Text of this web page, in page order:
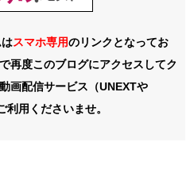
スマホ専用のリンクとなってお
再度このブログにアクセスしてク
画配信サービス（UNEXTや
用くださいませ。